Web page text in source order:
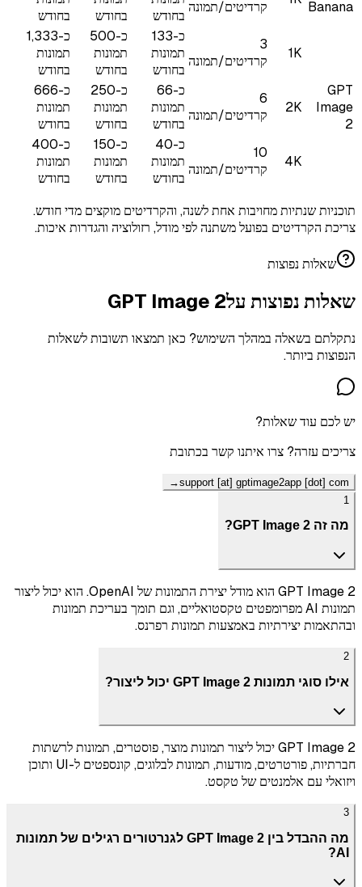
Banana
קרדיטים/תמונה
בחודש
בחודש
בחודש
GPT
Image
2
1K
3
קרדיטים/תמונה
כ-133
תמונות
בחודש
כ-500
תמונות
בחודש
כ-1,333
תמונות
בחודש
2K
6
קרדיטים/תמונה
כ-66
תמונות
בחודש
כ-250
תמונות
בחודש
כ-666
תמונות
בחודש
4K
10
קרדיטים/תמונה
כ-40
תמונות
בחודש
כ-150
תמונות
בחודש
כ-400
תמונות
בחודש
תוכניות שנתיות מחויבות אחת לשנה, והקרדיטים מוקצים מדי חודש.
צריכת הקרדיטים בפועל משתנה לפי מודל, רזולוציה והגדרות איכות.
שאלות נפוצות
שאלות נפוצות עלGPT Image 2
נתקלתם בשאלה במהלך השימוש? כאן תמצאו תשובות לשאלות
הנפוצות ביותר.
יש לכם עוד שאלות?
צריכים עזרה? צרו איתנו קשר בכתובת
support [at] gptimage2app [dot] com
→
1
מה זה GPT Image 2?
GPT Image 2 הוא מודל יצירת התמונות של OpenAI. הוא יכול ליצור
תמונות AI מפרומפטים טקסטואליים, וגם תומך בעריכת תמונות
ובהתאמות יצירתיות באמצעות תמונות רפרנס.
2
אילו סוגי תמונות GPT Image 2 יכול ליצור?
GPT Image 2 יכול ליצור תמונות מוצר, פוסטרים, תמונות לרשתות
חברתיות, פורטרטים, מודעות, תמונות לבלוגים, קונספטים ל-UI ותוכן
ויזואלי עם אלמנטים של טקסט.
3
מה ההבדל בין GPT Image 2 לגנרטורים רגילים של תמונות
AI?